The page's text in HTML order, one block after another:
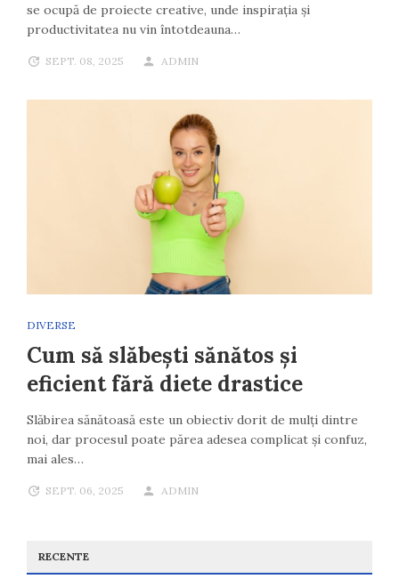
se ocupă de proiecte creative, unde inspirația și
productivitatea nu vin întotdeauna…
SEPT. 08, 2025 ADMIN
DIVERSE
Cum să slăbești sănătos și
eficient fără diete drastice
Slăbirea sănătoasă este un obiectiv dorit de mulți dintre
noi, dar procesul poate părea adesea complicat și confuz,
mai ales…
SEPT. 06, 2025 ADMIN
RECENTE